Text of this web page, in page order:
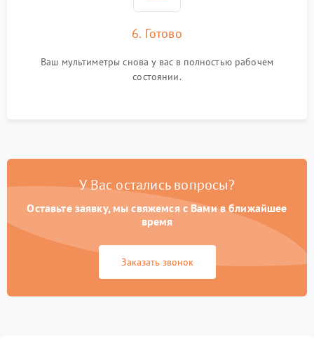
6. Готово
Ваш мультиметры снова у вас в полностью рабочем
состоянии.
У Вас остались вопросы?
Оставьте заявку, мы свяжемся с Вами в ближайшее
время
Заказать звонок